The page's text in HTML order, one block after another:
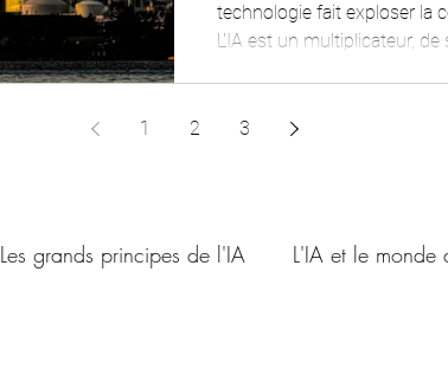
technologie fait exploser la
L'IA est un multiplicateur,
l'IA peut vraiment peser
1 2 3
Les grands principes de l'IA L'IA et le monde